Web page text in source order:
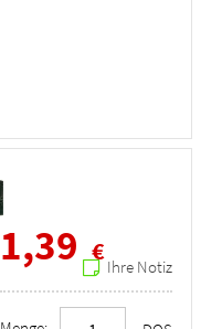
1,39 €
Ihre Notiz